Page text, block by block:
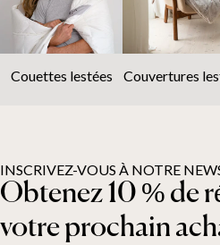
Couettes lestées Couvertures
INSCRIVEZ-VOUS À NOTRE
Obtenez 10 % de
votre prochain